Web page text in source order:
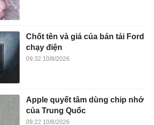
Chốt tên và giá của bán tải Ford
chạy điện
09:32 10/8/2026
Apple quyết tâm dùng chip nhớ
của Trung Quốc
09:22 10/8/2026